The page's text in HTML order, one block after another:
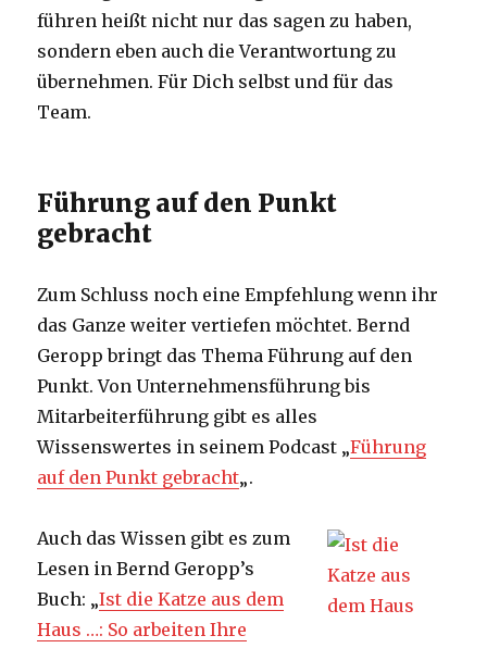
führen heißt nicht nur das sagen zu haben,
sondern eben auch die Verantwortung zu
übernehmen. Für Dich selbst und für das
Team.
Führung auf den Punkt
gebracht
Zum Schluss noch eine Empfehlung wenn ihr
das Ganze weiter vertiefen möchtet. Bernd
Geropp bringt das Thema Führung auf den
Punkt. Von Unternehmensführung bis
Mitarbeiterführung gibt es alles
Wissenswertes in seinem Podcast „Führung
auf den Punkt gebracht„.
Auch das Wissen gibt es zum
Lesen in Bernd Geropp’s
Buch: „Ist die Katze aus dem
Haus …: So arbeiten Ihre